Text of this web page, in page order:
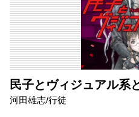
民子とヴィジュアル系
河田雄志/行徒